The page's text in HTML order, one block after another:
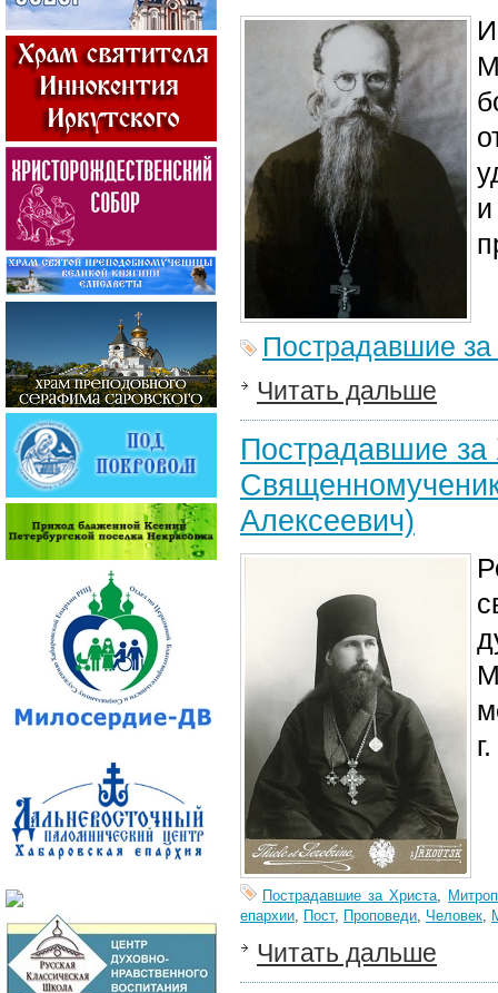
Пострадавшие за
Читать дальше
Пострадавшие за
Алексеевич)
Пострадавшие за Христа,
епархии, Пост, Проповеди, Человек,
Читать дальше